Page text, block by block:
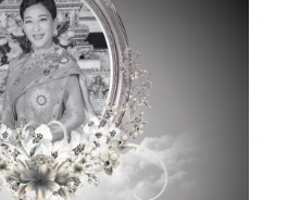
องบนหลังคาจึงไม่ใช่แค่เรื่องรักษ์โลก
าดในการบริหารต้นทุนชีวิต”
“ปั๊มน้ำมัน” ส่วนตัว
เปลี่ยนพฤติกรรมการใช้ชีวิตของ
ที่ต้อง “แวะปั๊ม” ก่อนกลับบ้าน กลาย